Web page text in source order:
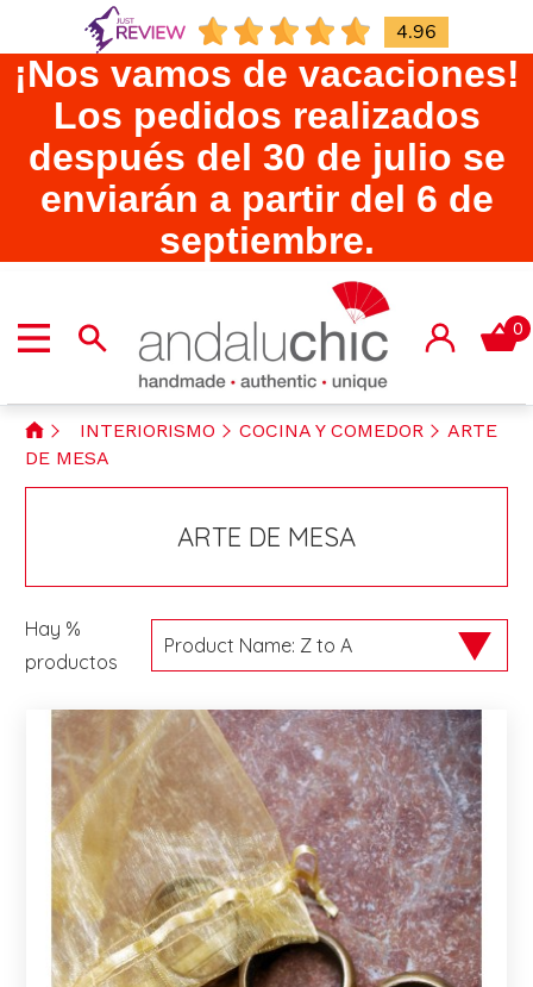
4.96
¡Nos vamos de vacaciones!
Los pedidos realizados
después del 30 de julio se
enviarán a partir del 6 de
septiembre.
0
INTERIORISMO COCINA Y COMEDOR
ARTE
DE MESA
ARTE DE MESA
Hay %
productos